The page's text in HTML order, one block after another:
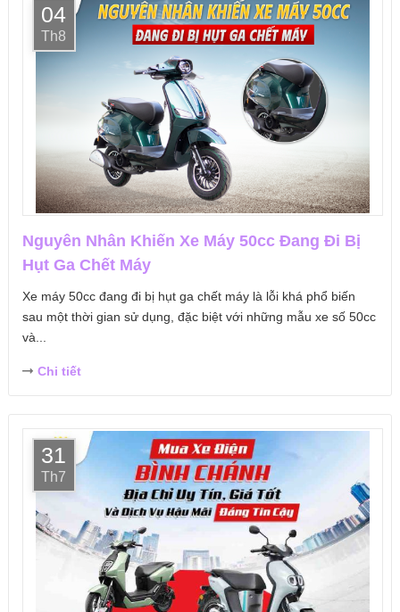
04
Th8
Nguyên Nhân Khiến Xe Máy 50cc Đang Đi Bị
Hụt Ga Chết Máy
Xe máy 50cc đang đi bị hụt ga chết máy là lỗi khá phổ biến
sau một thời gian sử dụng, đặc biệt với những mẫu xe số 50cc
và...
Chi tiết
31
Th7